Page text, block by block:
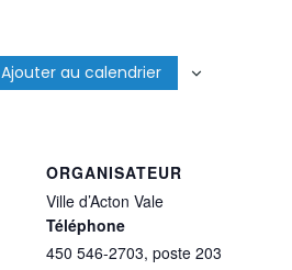
Ajouter au calendrier
ORGANISATEUR
Ville d’Acton Vale
Téléphone
450 546-2703, poste 203